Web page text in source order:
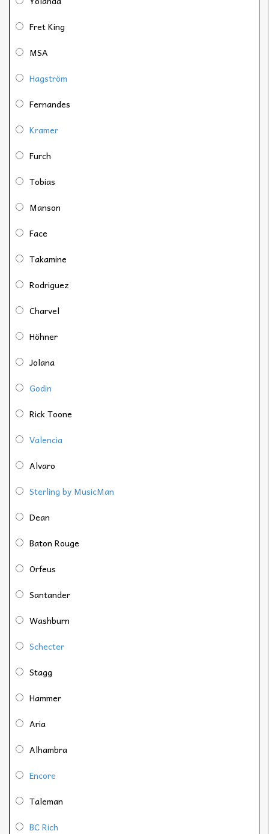
Fret King
MSA
Hagström
Fernandes
Kramer
Furch
Tobias
Manson
Face
Takamine
Rodriguez
Charvel
Höhner
Jolana
Godin
Rick Toone
Valencia
Alvaro
Sterling by MusicMan
Dean
Baton Rouge
Orfeus
Santander
Washburn
Schecter
Stagg
Hammer
Aria
Alhambra
Encore
Taleman
BC Rich